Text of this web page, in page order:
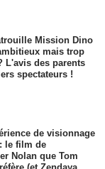
Mission Dino
mais trop
L'avis des parents
spectateurs !
de visionnage
le film de
Nolan que Tom